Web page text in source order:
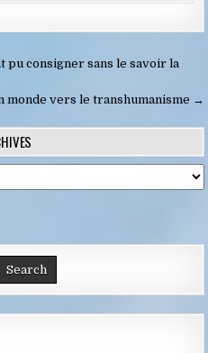
pu consigner sans le savoir la
monde vers le transhumanisme →